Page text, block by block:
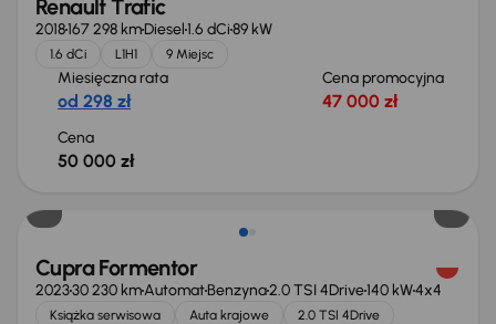
Renault Trafic
2018167 298 kmDiesel1.6 dCi89 kW
1.6 dCi L1H1 9 Miejsc
Miesięczna rata
od 298 zł
Cena promocyjna
47 000 zł
Cena
50 000 zł
Cupra Formentor
202330 230 kmAutomatBenzyna2.0 TSI 4Drive140 kW4x4
Książka serwisowa Auta krajowe
2.0 TSI 4Drive